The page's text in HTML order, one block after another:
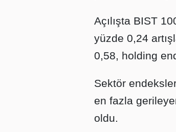
Açılışta BIST
yüzde 0,24
0,58, holding
Sektör
en fazla
oldu.